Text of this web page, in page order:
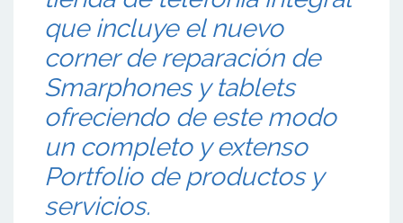
que incluye el nuevo
corner de reparación de
Smarphones y tablets
ofreciendo de este modo
un completo y extenso
Portfolio de productos y
servicios.